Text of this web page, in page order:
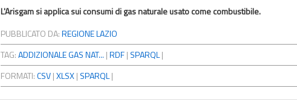
L'Arisgam si applica sui consumi di gas naturale usato come combustibile.
PUBBLICATO DA:REGIONE LAZIO
TAG:ADDIZIONALE GAS NAT... |RDF | SPARQL |
FORMATI:CSV |XLSX | SPARQL |